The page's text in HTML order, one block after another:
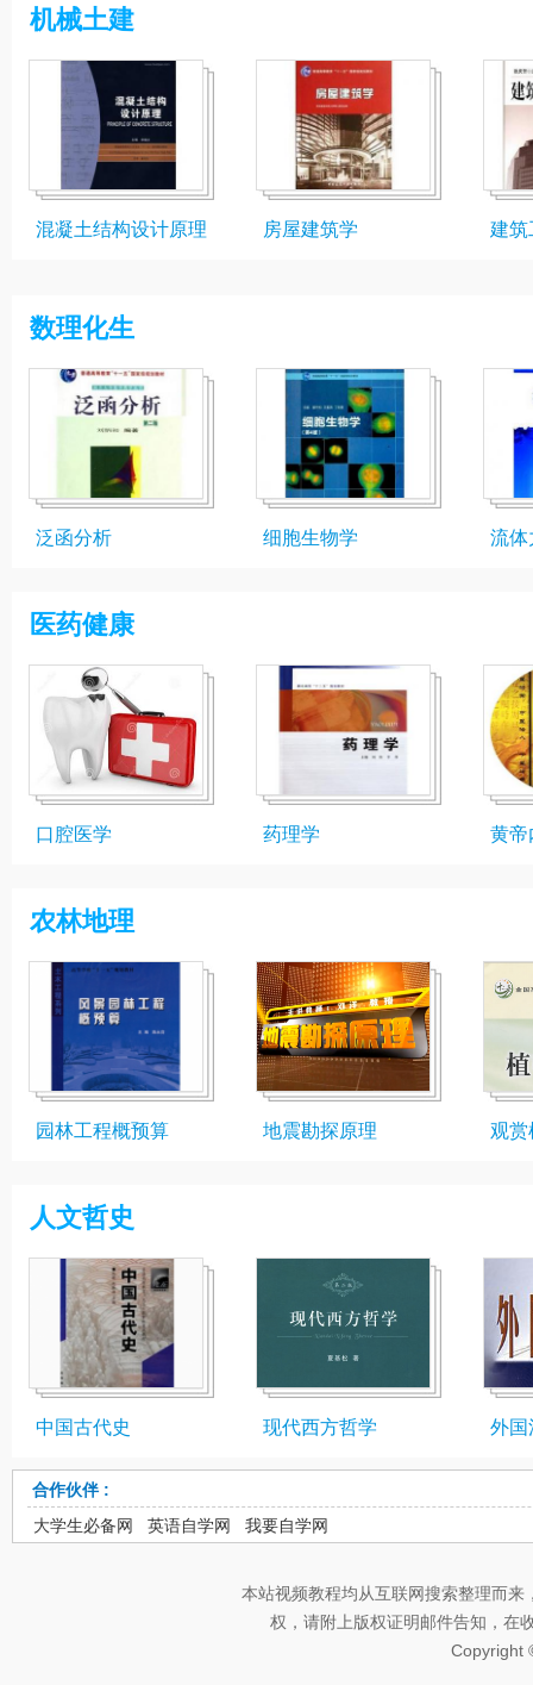
机械土建
混凝土结构设计原理 房屋建筑学 建筑
数理化生
泛函分析 细胞生物学 流体
医药健康
口腔医学 药理学 黄帝
农林地理
园林工程概预算 地震勘探原理 观赏
人文哲史
中国古代史 现代西方哲学 外国
合作伙伴 :
大学生必备网
英语自学网 我要自学网
本站视频教程均从互联网搜索整理而
权，请附上版权证明邮件告知，在
Copyright